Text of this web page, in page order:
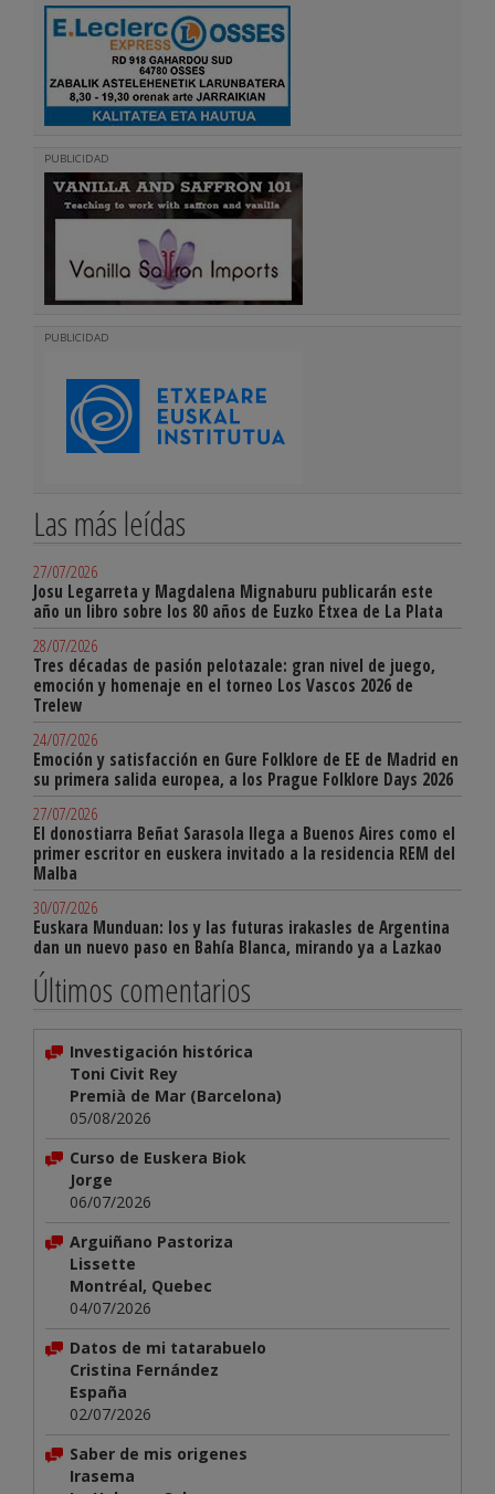
PUBLICIDAD
PUBLICIDAD
Las más leídas
27/07/2026
Josu Legarreta y Magdalena Mignaburu publicarán este
año un libro sobre los 80 años de Euzko Etxea de La Plata
28/07/2026
Tres décadas de pasión pelotazale: gran nivel de juego,
emoción y homenaje en el torneo Los Vascos 2026 de
Trelew
24/07/2026
Emoción y satisfacción en Gure Folklore de EE de Madrid en
su primera salida europea, a los Prague Folklore Days 2026
27/07/2026
El donostiarra Beñat Sarasola llega a Buenos Aires como el
primer escritor en euskera invitado a la residencia REM del
Malba
30/07/2026
Euskara Munduan: los y las futuras irakasles de Argentina
dan un nuevo paso en Bahía Blanca, mirando ya a Lazkao
Últimos comentarios
Investigación histórica
Toni Civit Rey
Premià de Mar (Barcelona)
05/08/2026
Curso de Euskera Biok
Jorge
06/07/2026
Arguiñano Pastoriza
Lissette
Montréal, Quebec
04/07/2026
Datos de mi tatarabuelo
Cristina Fernández
España
02/07/2026
Saber de mis origenes
Irasema